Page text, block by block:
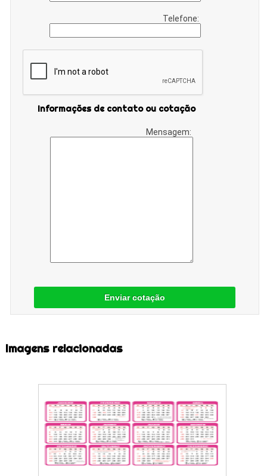
Telefone:
Informações de contato ou cotação
Mensagem:
Enviar cotação
Imagens relacionadas